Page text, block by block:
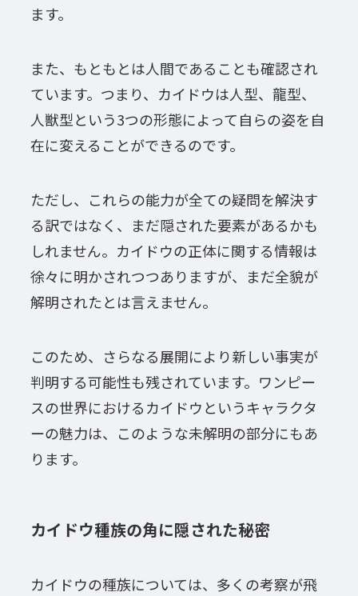
ます。
また、もともとは人間であることも確認され
ています。つまり、カイドウは人型、龍型、
人獣型という3つの形態によって自らの姿を自
在に変えることができるのです。
ただし、これらの能力が全ての疑問を解決す
る訳ではなく、まだ隠された要素があるかも
しれません。カイドウの正体に関する情報は
徐々に明かされつつありますが、まだ全貌が
解明されたとは言えません。
このため、さらなる展開により新しい事実が
判明する可能性も残されています。ワンピー
スの世界におけるカイドウというキャラクタ
ーの魅力は、このような未解明の部分にもあ
ります。
カイドウ種族の角に隠された秘密
カイドウの種族については、多くの考察が飛